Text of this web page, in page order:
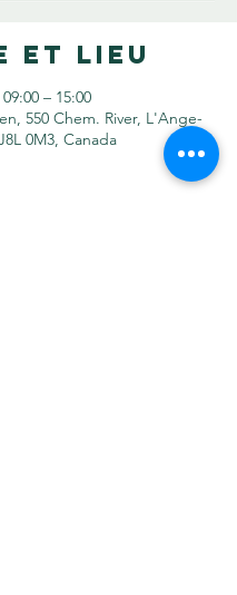
et lieu
– 15:00
550 Chem. River, L'Ange-
0M3, Canada